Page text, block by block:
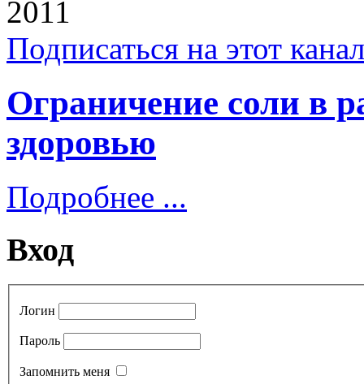
2011
Подписаться на этот
Ограничение соли в
здоровью
Подробнее ...
Вход
Логин
Пароль
Запомнить меня